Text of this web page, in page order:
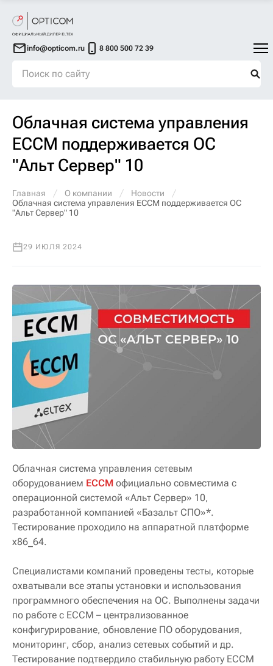
info@opticom.ru 8 800 500 72 39
Облачная система управления
ECCM поддерживается ОС
"Альт Сервер" 10
Главная О компании
Новости
Облачная система управления ECCM поддерживается ОС
"Альт Сервер" 10
29 ИЮЛЯ 2024
Облачная система управления сетевым
оборудованием ECCM официально совместима с
операционной системой «Альт Сервер» 10,
разработанной компанией «Базальт СПО»*.
Тестирование проходило на аппаратной платформе
x86_64.
Специалистами компаний проведены тесты, которые
охватывали все этапы установки и использования
программного обеспечения на ОС. Выполнены задачи
по работе с ECCM – централизованное
конфигурирование, обновление ПО оборудования,
мониторинг, сбор, анализ сетевых событий и др.
Тестирование подтвердило стабильную работу ECCM